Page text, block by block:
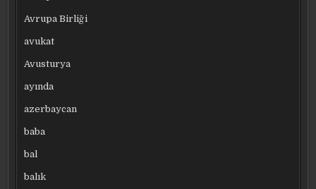
Avrupa Birliği
avukat
Avusturya
ayında
azerbaycan
baba
bal
balık